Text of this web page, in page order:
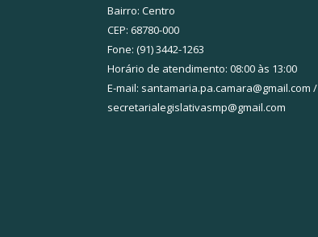
Bairro: Centro
CEP: 68780-000
Fone: (91) 3442-1263
Horário de atendimento: 08:00 às 13:00
E-mail: santamaria.pa.camara@gmail.com /
secretarialegislativasmp@gmail.com